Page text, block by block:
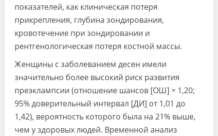
показателей, как клиническая потеря
прикрепления, глубина зондирования,
кровотечение при зондировании и
рентгенологическая потеря костной массы.
Женщины с заболеванием десен имели
значительно более высокий риск развития
преэклампсии (отношение шансов [ОШ] = 1,20;
95% доверительный интервал [ДИ] от 1,01 до
1,42), вероятность которого была на 21% выше,
чем у здоровых людей. Временной анализ